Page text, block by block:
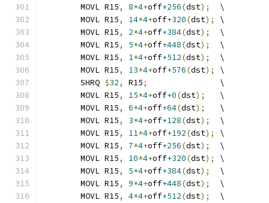
	MOVL R15
, 8*4+off+256(dst);
  \
	MOVL R15
, 14*4+off+320(dst);
\
	MOVL R15
, 2*4+off+384(dst);
  \
	MOVL R15
, 5*4+off+448(dst);
  \
	MOVL R15
, 1*4+off+512(dst);
  \
	MOVL R15
, 13*4+off+576(dst);
\
	SHRQ
$32, R15;
               \
	MOVL R15
, 15*4+off+0(dst);
   \
	MOVL R15
, 6*4+off+64(dst);
   \
	MOVL R15
, 3*4+off+128(dst);
  \
	MOVL R15
, 11*4+off+192(dst);
\
	MOVL R15
, 7*4+off+256(dst);
  \
	MOVL R15
, 10*4+off+320(dst);
\
	MOVL R15
, 5*4+off+384(dst);
  \
	MOVL R15
, 9*4+off+448(dst);
  \
	MOVL R15
, 4*4+off+512(dst);
  \